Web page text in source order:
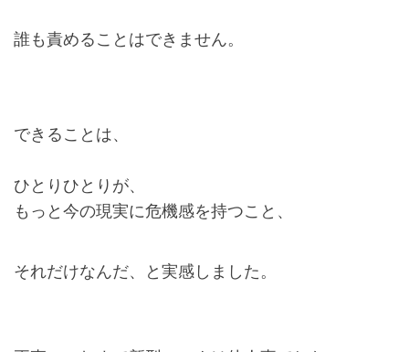
誰も責めることはできません。
できることは、
ひとりひとりが、
もっと今の現実に危機感を持つこと、
それだけなんだ、と実感しました。